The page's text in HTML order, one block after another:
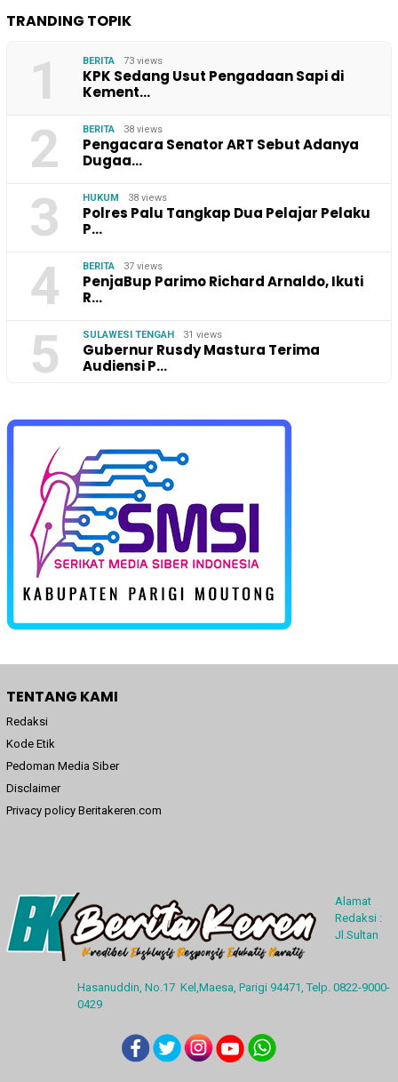
TRANDING TOPIK
1 BERITA 73 views
KPK Sedang Usut Pengadaan Sapi di
Kement…
2 BERITA 38 views
Pengacara Senator ART Sebut Adanya
Dugaa…
3 HUKUM 38 views
Polres Palu Tangkap Dua Pelajar Pelaku
P…
4 BERITA 37 views
PenjaBup Parimo Richard Arnaldo, Ikuti
R…
5 SULAWESI TENGAH 31 views
Gubernur Rusdy Mastura Terima
Audiensi P…
TENTANG KAMI
Redaksi
Kode Etik
Pedoman Media Siber
Disclaimer
Privacy policy Beritakeren.com
Alamat
Redaksi :
Jl.Sultan
Hasanuddin, No.17 Kel,Maesa, Parigi 94471, Telp. 0822-9000-
0429